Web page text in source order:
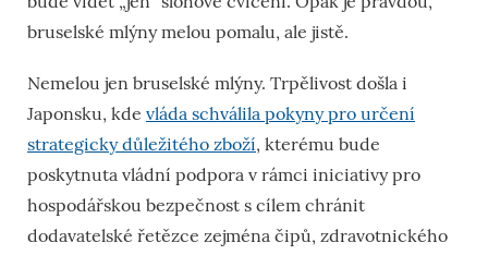
bruselské mlýny melou pomalu, ale jistě.
Nemelou jen bruselské mlýny. Trpělivost došla i
Japonsku, kde vláda schválila pokyny pro určení
strategicky důležitého zboží, kterému bude
poskytnuta vládní podpora v rámci iniciativy pro
hospodářskou bezpečnost s cílem chránit
dodavatelské řetězce zejména čipů, zdravotnického